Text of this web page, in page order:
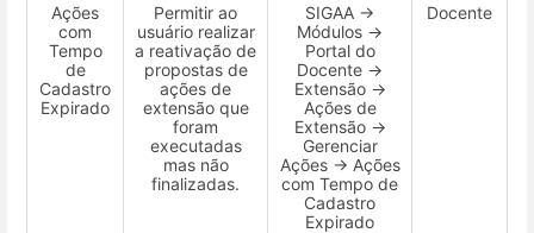
Ações
com
Tempo
de
Cadastro
Expirado
Permitir ao
usuário realizar
a reativação de
propostas de
ações de
extensão que
foram
executadas
mas não
finalizadas.
SIGAA →
Módulos →
Portal do
Docente →
Extensão →
Ações de
Extensão →
Gerenciar
Ações → Ações
com Tempo de
Cadastro
Expirado
Docente